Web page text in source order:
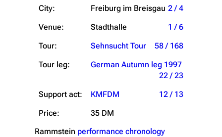
City:
Freiburg im Breisgau 2 / 4
Venue:
Stadthalle
1 / 6
Tour:
Sehnsucht Tour
58 / 168
Tour leg:
German Autumn leg 1997
22 / 23
Support act:
KMFDM
12 / 13
Price:
35 DM
Rammstein performance chronology